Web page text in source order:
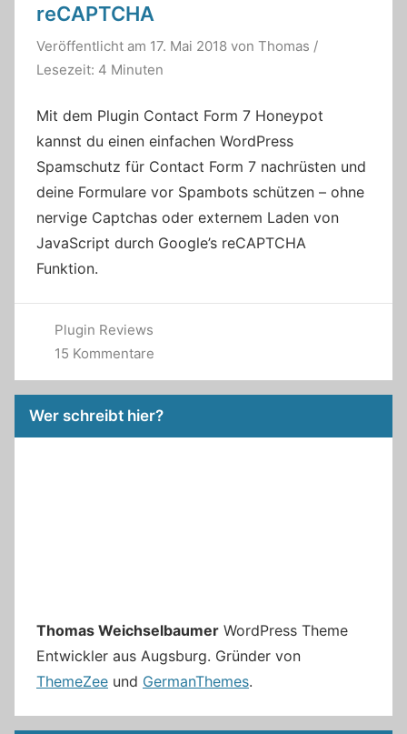
reCAPTCHA
Veröffentlicht am 17. Mai 2018 von Thomas /
Lesezeit: 4 Minuten
Mit dem Plugin Contact Form 7 Honeypot
kannst du einen einfachen WordPress
Spamschutz für Contact Form 7 nachrüsten und
deine Formulare vor Spambots schützen – ohne
nervige Captchas oder externem Laden von
JavaScript durch Google’s reCAPTCHA
Funktion.
Plugin Reviews
15 Kommentare
Wer schreibt hier?
Thomas Weichselbaumer WordPress Theme
Entwickler aus Augsburg. Gründer von
ThemeZee und GermanThemes.